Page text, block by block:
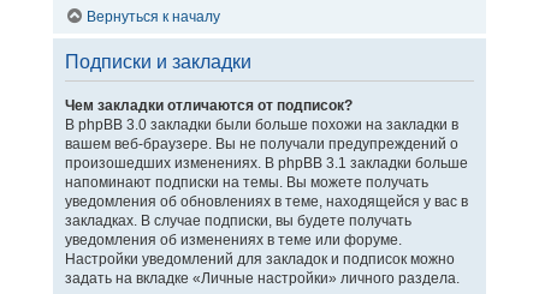
Вернуться к началу
Подписки и закладки
Чем закладки отличаются от подписок?
В phpBB 3.0 закладки были больше похожи на закладки в
вашем веб-браузере. Вы не получали предупреждений о
произошедших изменениях. В phpBB 3.1 закладки больше
напоминают подписки на темы. Вы можете получать
уведомления об обновлениях в теме, находящейся у вас в
закладках. В случае подписки, вы будете получать
уведомления об изменениях в теме или форуме.
Настройки уведомлений для закладок и подписок можно
задать на вкладке «Личные настройки» личного раздела.